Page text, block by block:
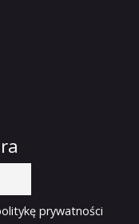
prywatności